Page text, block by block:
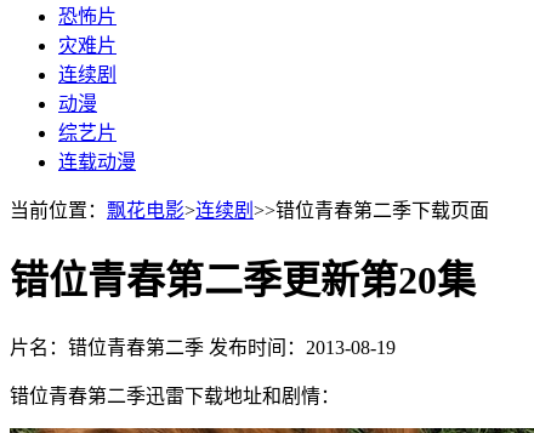
恐怖片
灾难片
连续剧
动漫
综艺片
连载动漫
当前位置： 飘花电影>连续剧 >>错位青春第二季下载页面
错位青春第二季更新第20集
片名：错位青春第二季 发布时间：2013-08-19
错位青春第二季迅雷下载地址和剧情：